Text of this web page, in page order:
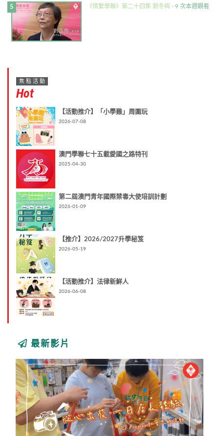
《情繫學聯》第二十四集 劉冬梅 - 9 次本週觀看
焦點活動
Hot
【活動推介】「小學雞」周圍玩
2026-07-08
澳門學聯七十五載愛國之路特刊
2025-04-30
第二屆澳門青年國際禁毒大使培訓計劃
2026-01-09
【推介】2026/2027升學秘笈
2026-05-19
【活動推介】法律新鮮人
2026-06-08
最新影片